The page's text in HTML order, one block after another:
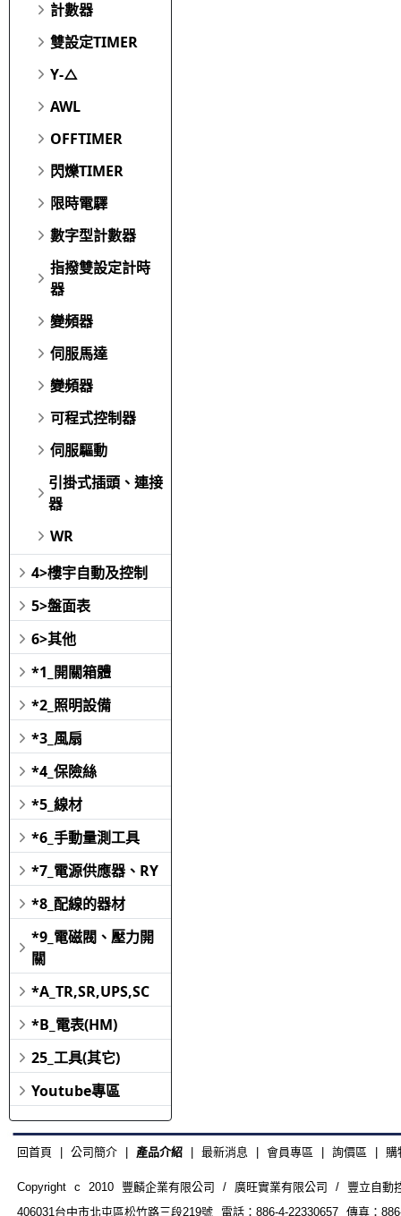
計數器
雙設定TIMER
Y-△
AWL
OFFTIMER
閃爍TIMER
限時電驛
數字型計數器
指撥雙設定計時
器
變頻器
伺服馬達
變頻器
可程式控制器
伺服驅動
引掛式插頭、連接
器
WR
4>樓宇自動及控制
5>盤面表
6>其他
*1_開關箱體
*2_照明設備
*3_風扇
*4_保險絲
*5_線材
*6_手動量測工具
*7_電源供應器、RY
*8_配線的器材
*9_電磁閥、壓力開
關
*A_TR,SR,UPS,SC
*B_電表(HM)
25_工具(其它)
Youtube專區
回首頁 公司簡介| 產品介紹| 最新消息 會員專區 詢價區 購
Copyright c 2010 豐麟企業有限公司 / 廣旺實業有限公司 / 豐立自動
406031台中市北屯區松竹路三段219號 電話：886-4-22330657 傳真：